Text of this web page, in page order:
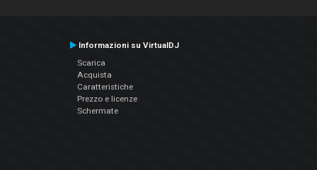
Informazioni su VirtualDJ
Scarica
Acquista
Caratteristiche
Prezzo e licenze
Schermate